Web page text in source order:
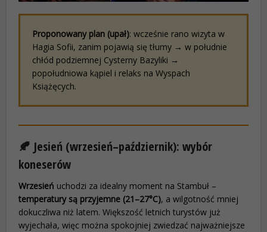
Proponowany plan (upał): wcześnie rano wizyta w
Hagia Sofii, zanim pojawią się tłumy → w południe
chłód podziemnej Cysterny Bazyliki →
popołudniowa kąpiel i relaks na Wyspach
Książęcych.
🍂 Jesień (wrzesień–październik): wybór
koneserów
Wrzesień uchodzi za idealny moment na Stambuł –
temperatury są przyjemne (21–27°C), a wilgotność mniej
dokuczliwa niż latem. Większość letnich turystów już
wyjechała, więc można spokojniej zwiedzać najważniejsze